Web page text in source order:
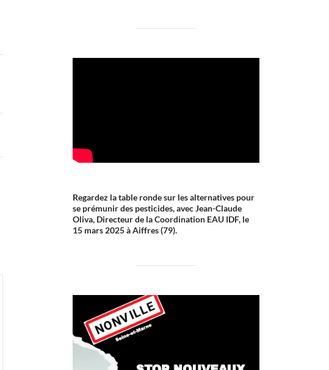
Regardez la table ronde sur les alternatives pour
se prémunir des pesticides, avec Jean-Claude
Oliva, Directeur de la Coordination EAU IDF, le
15 mars 2025 à Aiffres (79).